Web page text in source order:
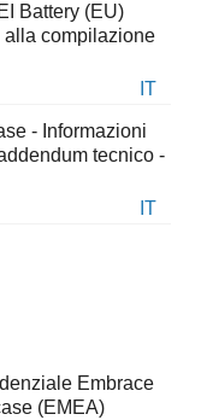
Battery (EU)
alla compilazione
IT
- Informazioni
tecnico -
IT
Embrace
(EMEA)